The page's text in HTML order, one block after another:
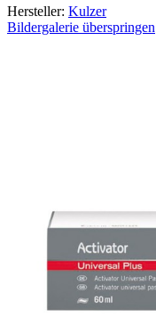
Hersteller: Kulzer
Bildergalerie überspringen